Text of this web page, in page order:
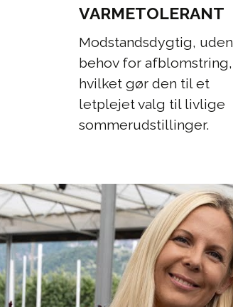
VARMETOLERANT
Modstandsdygtig, uden
behov for afblomstring,
hvilket gør den til et
letplejet valg til livlige
sommerudstillinger.